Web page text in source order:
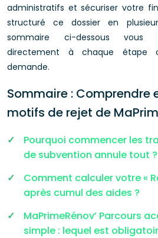
administratifs et sécuriser votre
structuré ce dossier en
sommaire ci-dessous vous
directement à chaque étape
demande.
Sommaire : Comprendre
motifs de rejet de
Pourquoi commencer les
de subvention annule tout ?
Comment calculer votre «
après cumul des aides ?
MaPrimeRénov’ Parcours
simple : lequel est